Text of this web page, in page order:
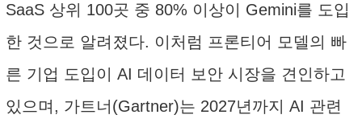
SaaS 상위 100곳 중 80% 이상이 Gemini를 도입
한 것으로 알려졌다. 이처럼 프론티어 모델의 빠
른 기업 도입이 AI 데이터 보안 시장을 견인하고
있으며, 가트너(Gartner)는 2027년까지 AI 관련